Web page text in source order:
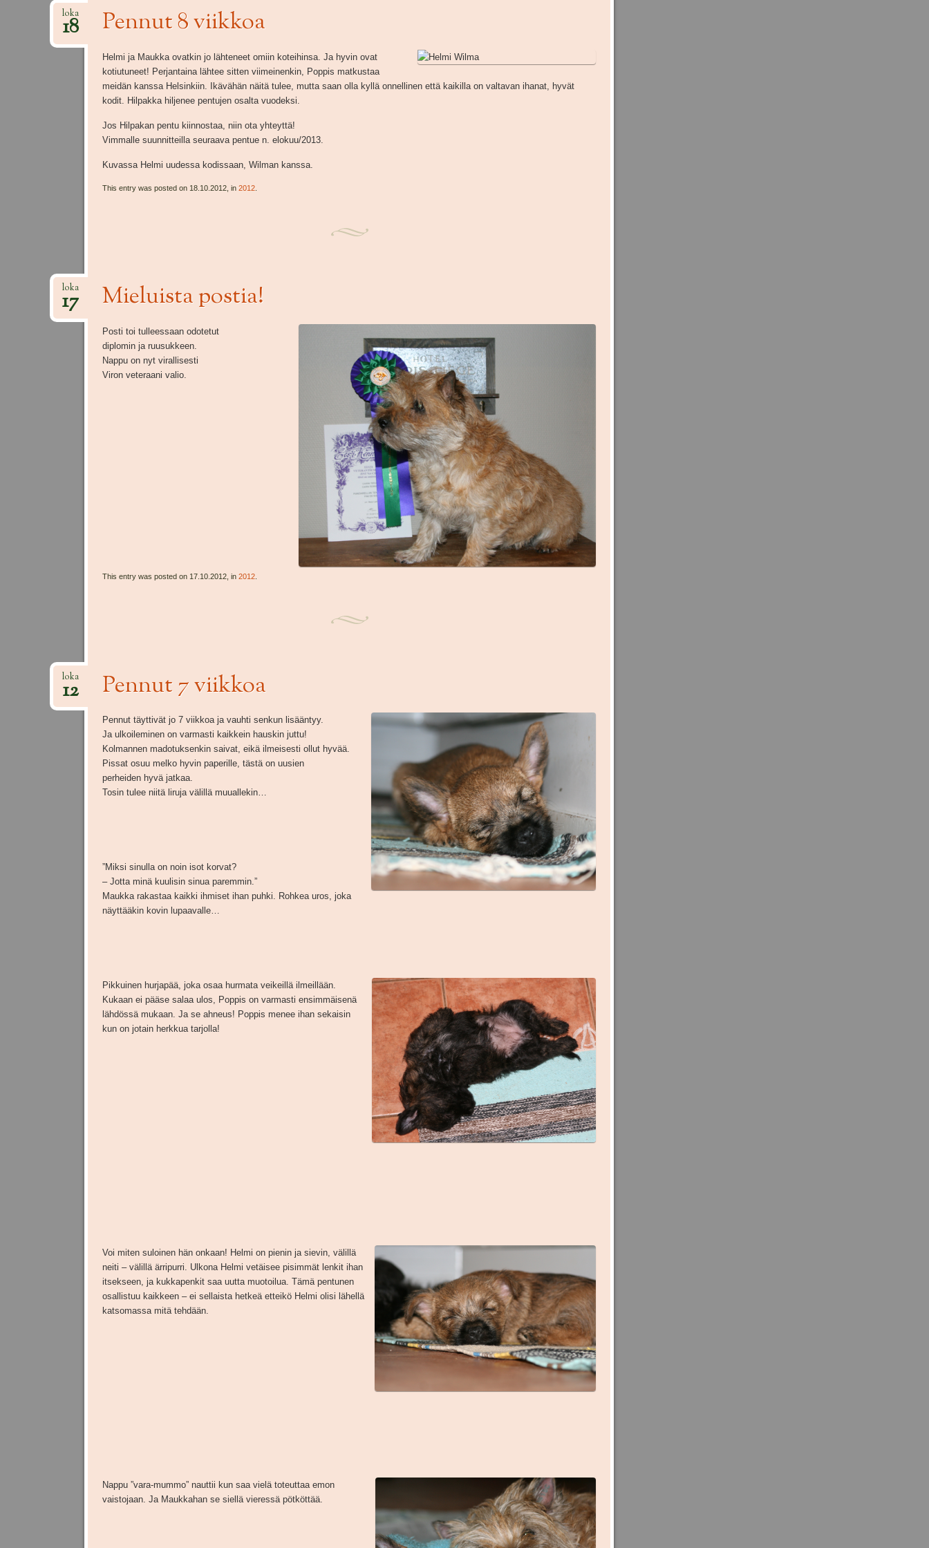
Pennut 8 viikkoa
loka
18
Helmi ja Maukka ovatkin jo lähteneet omiin koteihinsa. Ja hyvin ovat
kotiutuneet! Perjantaina lähtee sitten viimeinenkin, Poppis matkustaa
meidän kanssa Helsinkiin. Ikävähän näitä tulee, mutta saan olla kyllä onnellinen että kaikilla on valtavan ihanat, hyvät
kodit. Hilpakka hiljenee pentujen osalta vuodeksi.
Jos Hilpakan pentu kiinnostaa, niin ota yhteyttä!
Vimmalle suunnitteilla seuraava pentue n. elokuu/2013.
Kuvassa Helmi uudessa kodissaan, Wilman kanssa.
This entry was posted on 18.10.2012, in 2012.
Mieluista postia!
loka
17
Posti toi tulleessaan odotetut
diplomin ja ruusukkeen.
Nappu on nyt virallisesti
Viron veteraani valio.
This entry was posted on 17.10.2012, in 2012.
Pennut 7 viikkoa
loka
12
Pennut täyttivät jo 7 viikkoa ja vauhti senkun lisääntyy.
Ja ulkoileminen on varmasti kaikkein hauskin juttu!
Kolmannen madotuksenkin saivat, eikä ilmeisesti ollut hyvää.
Pissat osuu melko hyvin paperille, tästä on uusien
perheiden hyvä jatkaa.
Tosin tulee niitä liruja välillä muuallekin…
”Miksi sinulla on noin isot korvat?
– Jotta minä kuulisin sinua paremmin.”
Maukka rakastaa kaikki ihmiset ihan puhki. Rohkea uros, joka
näyttääkin kovin lupaavalle…
Pikkuinen hurjapää, joka osaa hurmata veikeillä ilmeillään.
Kukaan ei pääse salaa ulos, Poppis on varmasti ensimmäisenä
lähdössä mukaan. Ja se ahneus! Poppis menee ihan sekaisin
kun on jotain herkkua tarjolla!
Voi miten suloinen hän onkaan! Helmi on pienin ja sievin, välillä
neiti – välillä ärripurri. Ulkona Helmi vetäisee pisimmät lenkit ihan
itsekseen, ja kukkapenkit saa uutta muotoilua. Tämä pentunen
osallistuu kaikkeen – ei sellaista hetkeä etteikö Helmi olisi lähellä
katsomassa mitä tehdään.
Nappu ”vara-mummo” nauttii kun saa vielä toteuttaa emon
vaistojaan. Ja Maukkahan se siellä vieressä pötköttää.